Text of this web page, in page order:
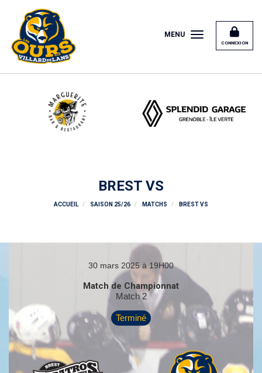
CONNEXION
MENU
BREST VS
ACCUEIL SAISON 25/26 MATCHS BREST VS
30 mars 2025 à 19H00
Match de Championnat
Match 2
Terminé
Panneau de gestion des cookies